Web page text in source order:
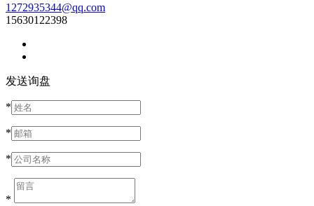
1272935344@qq.com
15630122398
发送询盘
*
*
*
*